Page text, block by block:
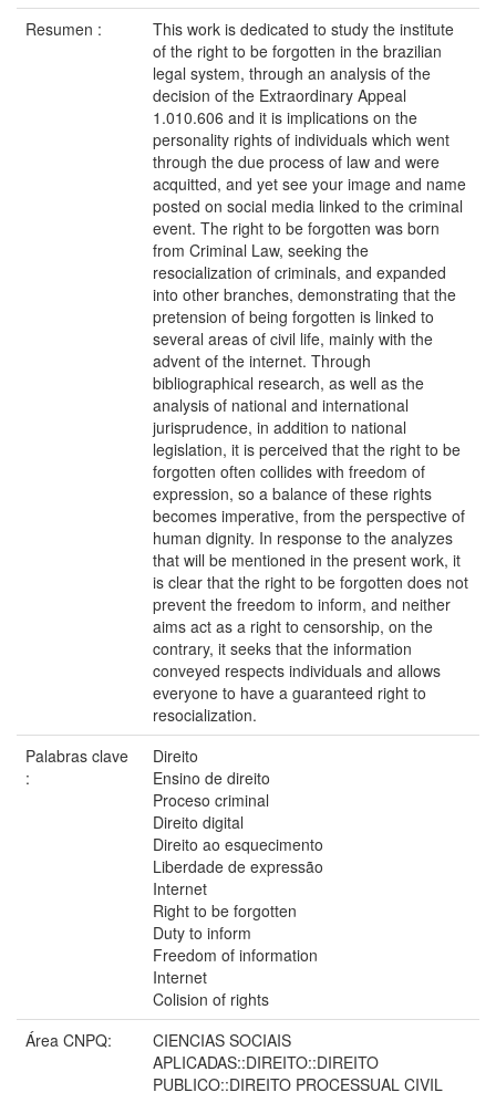
Resumen :
This work is dedicated to study the institute
of the right to be forgotten in the brazilian
legal system, through an analysis of the
decision of the Extraordinary Appeal
1.010.606 and it is implications on the
personality rights of individuals which went
through the due process of law and were
acquitted, and yet see your image and name
posted on social media linked to the criminal
event. The right to be forgotten was born
from Criminal Law, seeking the
resocialization of criminals, and expanded
into other branches, demonstrating that the
pretension of being forgotten is linked to
several areas of civil life, mainly with the
advent of the internet. Through
bibliographical research, as well as the
analysis of national and international
jurisprudence, in addition to national
legislation, it is perceived that the right to be
forgotten often collides with freedom of
expression, so a balance of these rights
becomes imperative, from the perspective of
human dignity. In response to the analyzes
that will be mentioned in the present work, it
is clear that the right to be forgotten does not
prevent the freedom to inform, and neither
aims act as a right to censorship, on the
contrary, it seeks that the information
conveyed respects individuals and allows
everyone to have a guaranteed right to
resocialization.
Palabras clave
:
Direito
Ensino de direito
Proceso criminal
Direito digital
Direito ao esquecimento
Liberdade de expressão
Internet
Right to be forgotten
Duty to inform
Freedom of information
Internet
Colision of rights
Área CNPQ:
CIENCIAS SOCIAIS
APLICADAS::DIREITO::DIREITO
PUBLICO::DIREITO PROCESSUAL CIVIL